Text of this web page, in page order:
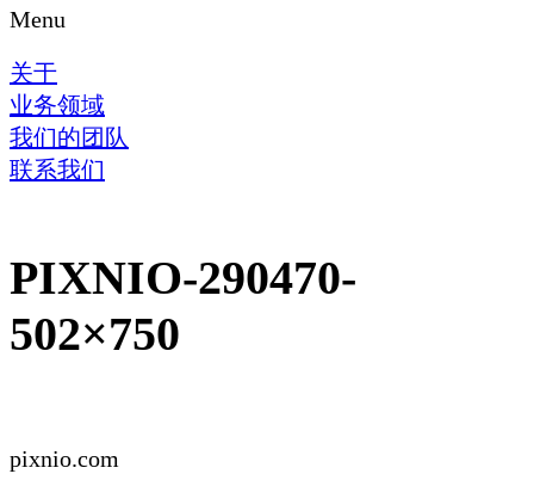
Menu
关于
业务领域
我们的团队
联系我们
PIXNIO-290470-
502×750
pixnio.com